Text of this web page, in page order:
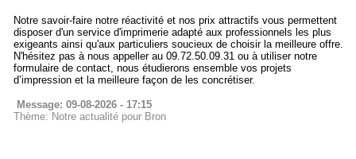
Notre savoir-faire notre réactivité et nos prix attractifs vous permettent
disposer d'un service d'imprimerie adapté aux professionnels les plus
exigeants ainsi qu'aux particuliers soucieux de choisir la meilleure offre.
N'hésitez pas à nous appeller au 09.72.50.09.31 ou à utiliser notre
formulaire de contact, nous étudierons ensemble vos projets
d’impression et la meilleure façon de les concrétiser.
Message: 09-08-2026 - 17:15
Thème: Notre actualité pour Bron